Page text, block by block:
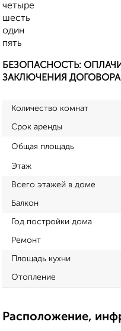
четыре
шесть
один
пять
БЕЗОПАСНОСТЬ:
ЗАКЛЮЧЕНИЯ ДОГОВОРА
Количество комнат
Срок аренды
Общая площадь
Этаж
Всего этажей в доме
Балкон
Год постройки дома
Ремонт
Площадь кухни
Отопление
Расположение,